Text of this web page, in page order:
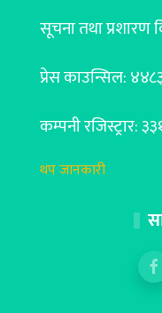
सूचना तथा प्रशारण
प्रेस काउन्सिल:
कम्पनी रजिस्ट्रार:
थप जानकारी